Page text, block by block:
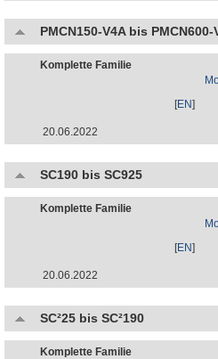
PMCN150-V4A bis PMCN600-
Komplette Familie
[EN]
20.06.2022
SC190 bis SC925
Komplette Familie
[EN]
20.06.2022
SC²25 bis SC²190
Komplette Familie